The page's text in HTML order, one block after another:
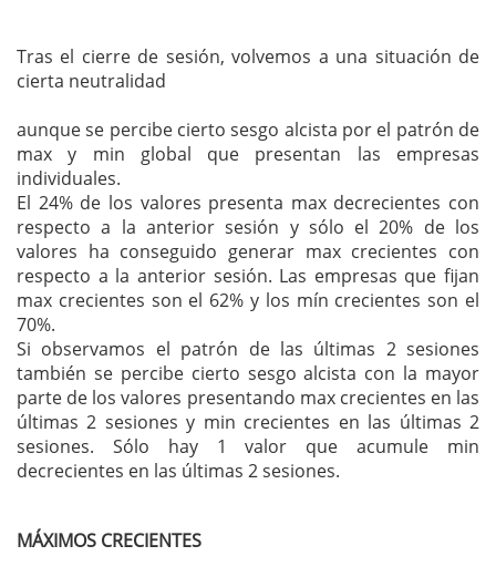
Tras el cierre de sesión, volvemos a una situación de
cierta neutralidad
aunque se percibe cierto sesgo alcista por el patrón de
max y min global que presentan las empresas
individuales.
El 24% de los valores presenta max decrecientes con
respecto a la anterior sesión y sólo el 20% de los
valores ha conseguido generar max crecientes con
respecto a la anterior sesión. Las empresas que fijan
max crecientes son el 62% y los mín crecientes son el
70%.
Si observamos el patrón de las últimas 2 sesiones
también se percibe cierto sesgo alcista con la mayor
parte de los valores presentando max crecientes en las
últimas 2 sesiones y min crecientes en las últimas 2
sesiones. Sólo hay 1 valor que acumule min
decrecientes en las últimas 2 sesiones.
MÁXIMOS CRECIENTES